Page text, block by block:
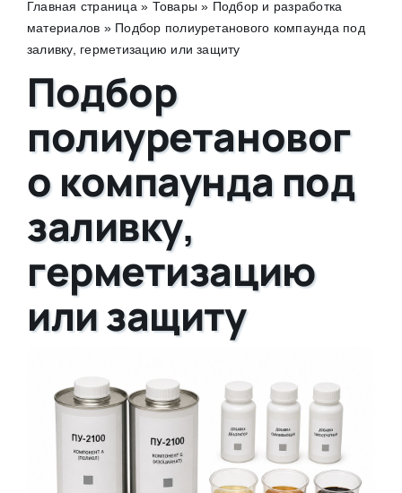
Главная страница » Товары » Подбор и разработка
материалов » Подбор полиуретанового компаунда под
заливку, герметизацию или защиту
Подбор
полиуретановог
о компаунда под
заливку,
герметизацию
или защиту